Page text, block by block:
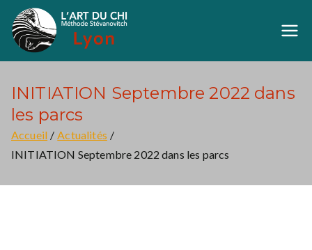
Aller
contenu
INITIATION Septembre 2022 dans
les parcs
Accueil
Actualités
INITIATION Septembre 2022 dans les parcs